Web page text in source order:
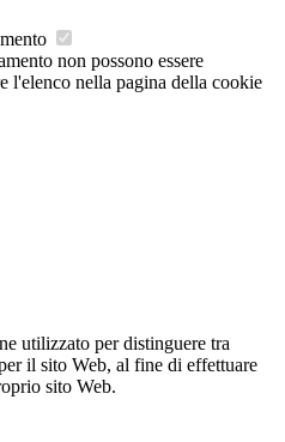
non possono essere
l'elenco nella pagina della cookie
utilizzato per distinguere tra
il sito Web, al fine di effettuare
sito Web.